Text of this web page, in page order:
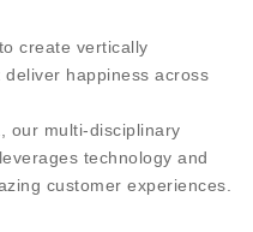
create vertically
happiness across
our multi-disciplinary
technology and
customer experiences.